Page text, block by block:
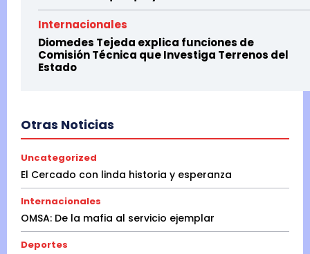
Internacionales
Diomedes Tejeda explica funciones de
Comisión Técnica que Investiga Terrenos del
Estado
Otras Noticias
Uncategorized
El Cercado con linda historia y esperanza
Internacionales
OMSA: De la mafia al servicio ejemplar
Deportes